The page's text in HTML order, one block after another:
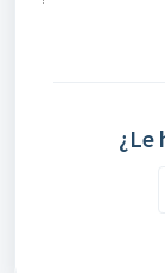
¿Le